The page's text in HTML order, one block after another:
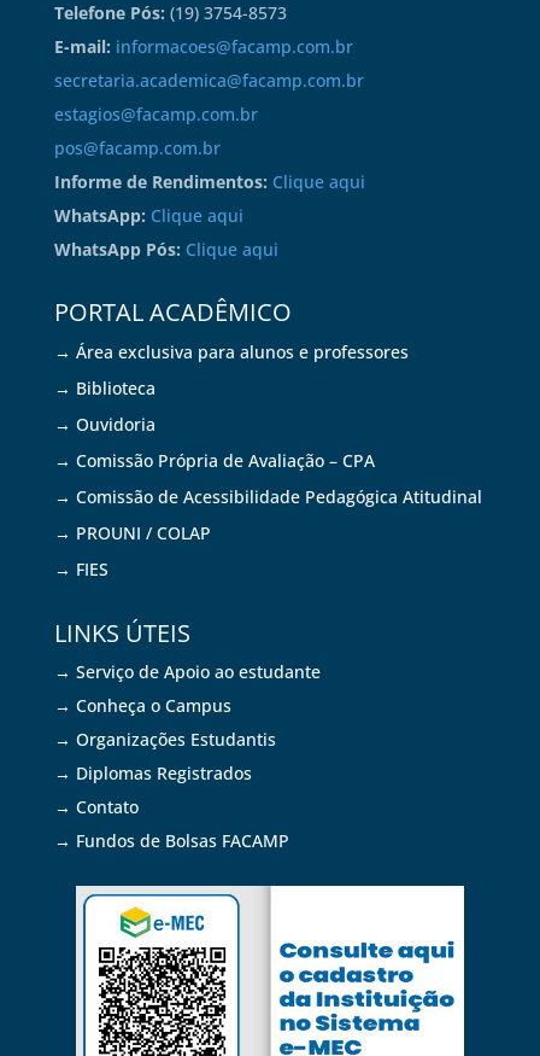
Telefone Pós: (19) 3754-8573
E-mail: informacoes@facamp.com.br
secretaria.academica@facamp.com.br
estagios@facamp.com.br
pos@facamp.com.br
Informe de Rendimentos: Clique aqui
WhatsApp: Clique aqui
WhatsApp Pós: Clique aqui
PORTAL ACADÊMICO
→ Área exclusiva para alunos e professores
→ Biblioteca
→ Ouvidoria
→ Comissão Própria de Avaliação – CPA
→ Comissão de Acessibilidade Pedagógica Atitudinal
→ PROUNI / COLAP
→ FIES
LINKS ÚTEIS
→ Serviço de Apoio ao estudante
→ Conheça o Campus
→ Organizações Estudantis
→ Diplomas Registrados
→ Contato
→ Fundos de Bolsas FACAMP